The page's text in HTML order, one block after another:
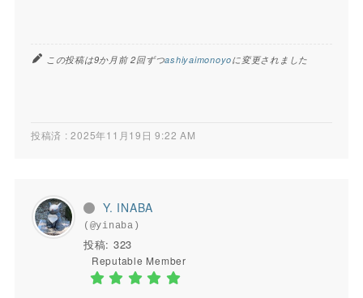
この投稿は9か月前 2回ずつashiyaimonoyoに変更されました
投稿済 : 2025年11月19日 9:22 AM
Y. INABA
(@yinaba)
投稿: 323
Reputable Member